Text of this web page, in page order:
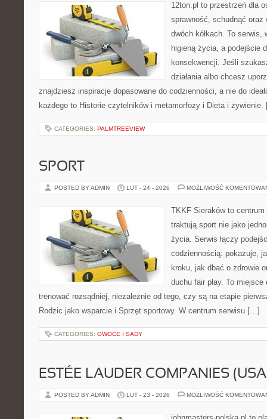
12ton.pl to przestrzeń dla
sprawność, schudnąć oraz
dwóch kółkach. To
higieną życia, a podejście
konsekwencji. Jeśli
działania albo chcesz
znajdziesz inspiracje dopasowane do codzienności, a nie do
każdego to Historie czytelników i metamorfozy i Dieta i
CATEGORIES: PALMTREEVIEW
SPORT
POSTED BY ADMIN LUT - 24 - 2026 MOŻLIWOŚĆ
TKKF Sieraków to
traktują sport nie jako
życia. Serwis łączy
codziennością: pokazuje,
kroku, jak dbać o zdrowie
duchu fair play. To
trenować rozsądniej, niezależnie od tego, czy są na etapie
Rodzic jako wsparcie i Sprzęt sportowy. W centrum serwisu […]
CATEGORIES: OWOCE I SADY
ESTÉE LAUDER COMPANIES
POSTED BY ADMIN LUT - 23 - 2026 MOŻLIWOŚĆ